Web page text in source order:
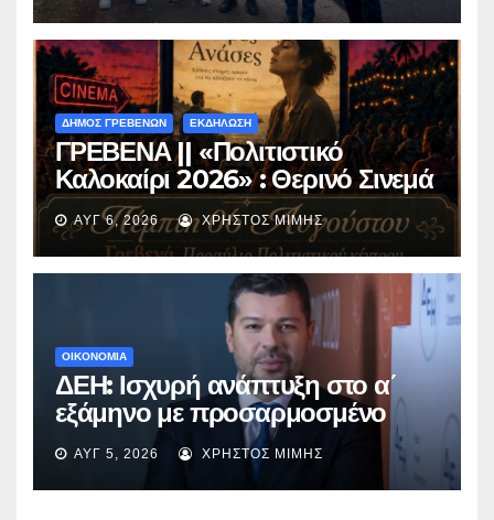
ΔΗΜΟΣ ΓΡΕΒΕΝΩΝ ΕΚΔΗΛΩΣΗ
ΓΡΕΒΕΝΑ || «Πολιτιστικό
Καλοκαίρι 2026» : Θερινό Σινεμά
με την βραβευμένη ταινία
«Μικρές Ανάσες».
ΑΥΓ 6, 2026 ΧΡΉΣΤΟΣ ΜΊΜΗΣ
ΟΙΚΟΝΟΜΙΑ
ΔΕΗ: Ισχυρή ανάπτυξη στο α΄
εξάμηνο με προσαρμοσμένο
EBITDA στα €1,2 δισ.
ΑΥΓ 5, 2026 ΧΡΉΣΤΟΣ ΜΊΜΗΣ